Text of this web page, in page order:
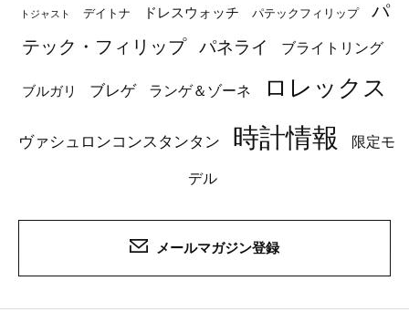
トジャスト デイトナ ドレスウォッチ パテックフィリップ
パ
テック・フィリップ
パネライ ブライトリング
ブルガリ ブレゲ ランゲ＆ゾーネ ロレックス
ヴァシュロンコンスタンタン 時計情報 限定モ
デル
メールマガジン登録